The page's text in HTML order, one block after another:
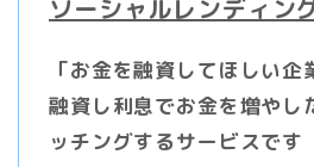
ソーシャルレンディン
「お金を融資してほしい企
融資し利息でお金を増やし
ッチングするサービスです